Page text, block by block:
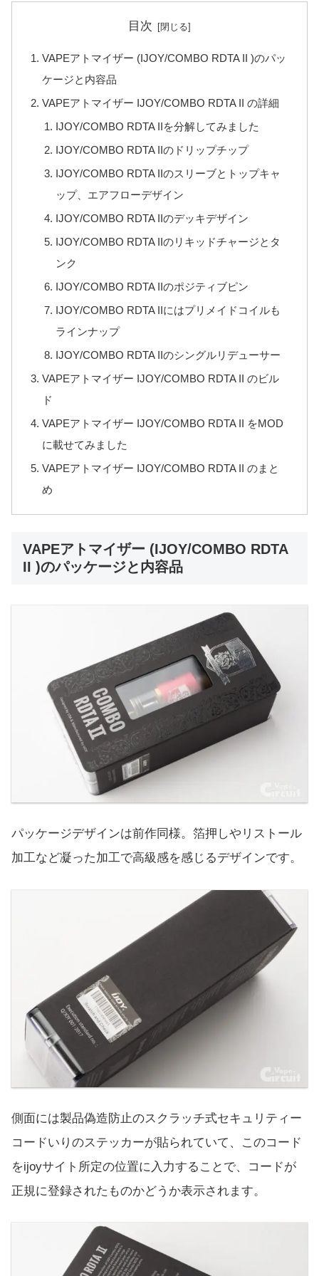
目次
VAPEアトマイザー (IJOY/COMBO RDTA II )のパッ
ケージと内容品
VAPEアトマイザー IJOY/COMBO RDTA II の詳細
IJOY/COMBO RDTA IIを分解してみました
IJOY/COMBO RDTA IIのドリップチップ
IJOY/COMBO RDTA IIのスリーブとトップキャ
ップ、エアフローデザイン
IJOY/COMBO RDTA IIのデッキデザイン
IJOY/COMBO RDTA IIのリキッドチャージとタ
ンク
IJOY/COMBO RDTA IIのポジティブピン
IJOY/COMBO RDTA IIにはプリメイドコイルも
ラインナップ
IJOY/COMBO RDTA IIのシングルリデューサー
VAPEアトマイザー IJOY/COMBO RDTA II のビル
ド
VAPEアトマイザー IJOY/COMBO RDTA II をMOD
に載せてみました
VAPEアトマイザー IJOY/COMBO RDTA II のまと
め
VAPEアトマイザー (IJOY/COMBO RDTA
II )のパッケージと内容品
パッケージデザインは前作同様。箔押しやリストール
加工など凝った加工で高級感を感じるデザインです。
側面には製品偽造防止のスクラッチ式セキュリティー
コードいりのステッカーが貼られていて、このコード
をijoyサイト所定の位置に入力することで、コードが
正規に登録されたものかどうか表示されます。